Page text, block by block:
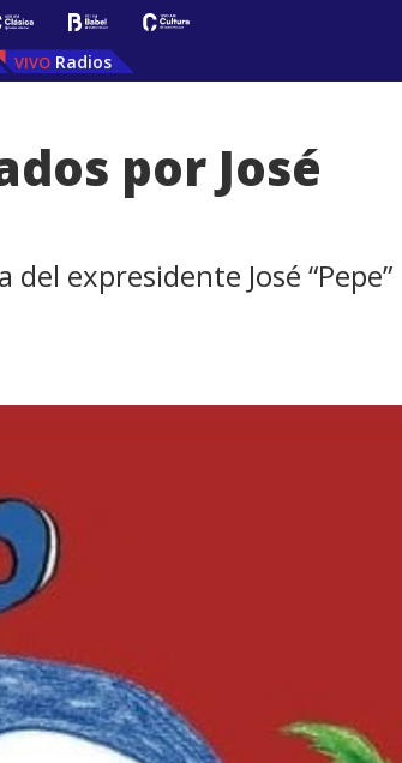
Radios
por José
expresidente José “Pepe”